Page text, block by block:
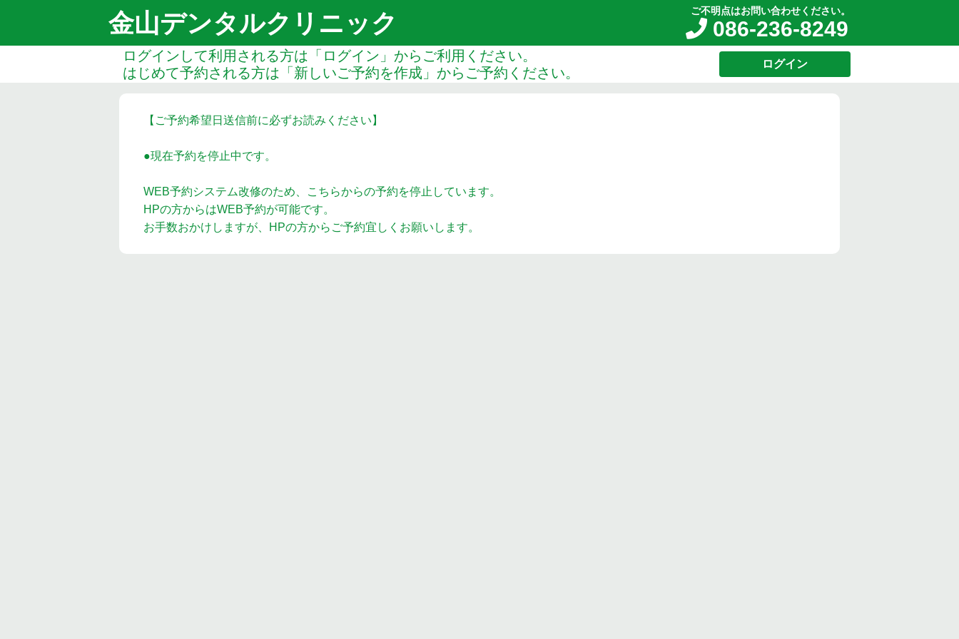
金山デンタルクリニック ご不明点はお問い合わせください。
086-236-8249
ログインして利用される方は「ログイン」からご利用ください。
はじめて予約される方は「新しいご予約を作成」からご予約ください。
ログイン
【ご予約希望日送信前に必ずお読みください】
●現在予約を停止中です。
WEB予約システム改修のため、こちらからの予約を停止しています。
HPの方からはWEB予約が可能です。
お手数おかけしますが、HPの方からご予約宜しくお願いします。